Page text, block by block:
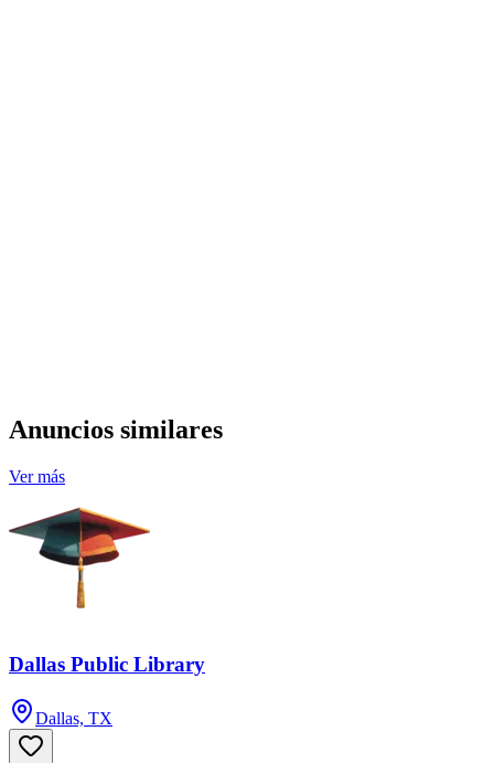
Anuncios similares
Ver más
Dallas Public Library
Dallas, TX